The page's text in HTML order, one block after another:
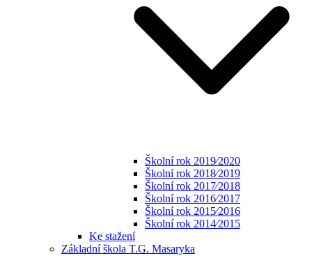
Školní rok 2019⁄2020
Školní rok 2018⁄2019
Školní rok 2017⁄2018
Školní rok 2016⁄2017
Školní rok 2015⁄2016
Školní rok 2014⁄2015
Ke stažení
Základní škola T.G. Masaryka